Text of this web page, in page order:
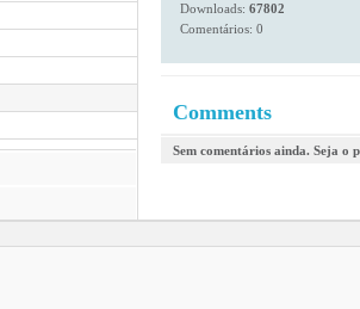
Downloads: 67802
Comentários: 0
Comments
Sem comentários ainda. Seja o